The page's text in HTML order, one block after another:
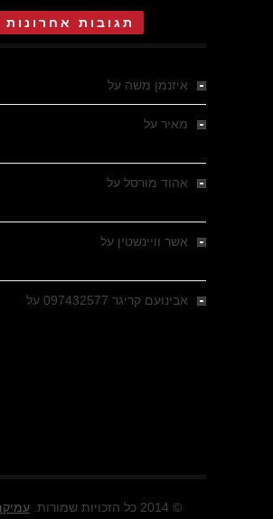
תגובות אחרונות
איזנמן משה על
מאיר על
אהוד מורסל על
אשר וויינשטין על
אבינועם קריגר 097432577 על
© 2014 כל הזכויות שמורות.